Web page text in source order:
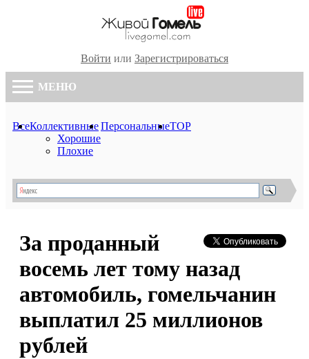
Войти или Зарегистрироваться
МЕНЮ
ВсеКоллективные
Хорошие
Плохие
ПерсональныеTOP
За проданный
восемь лет тому назад
автомобиль, гомельчанин
выплатил 25 миллионов
рублей